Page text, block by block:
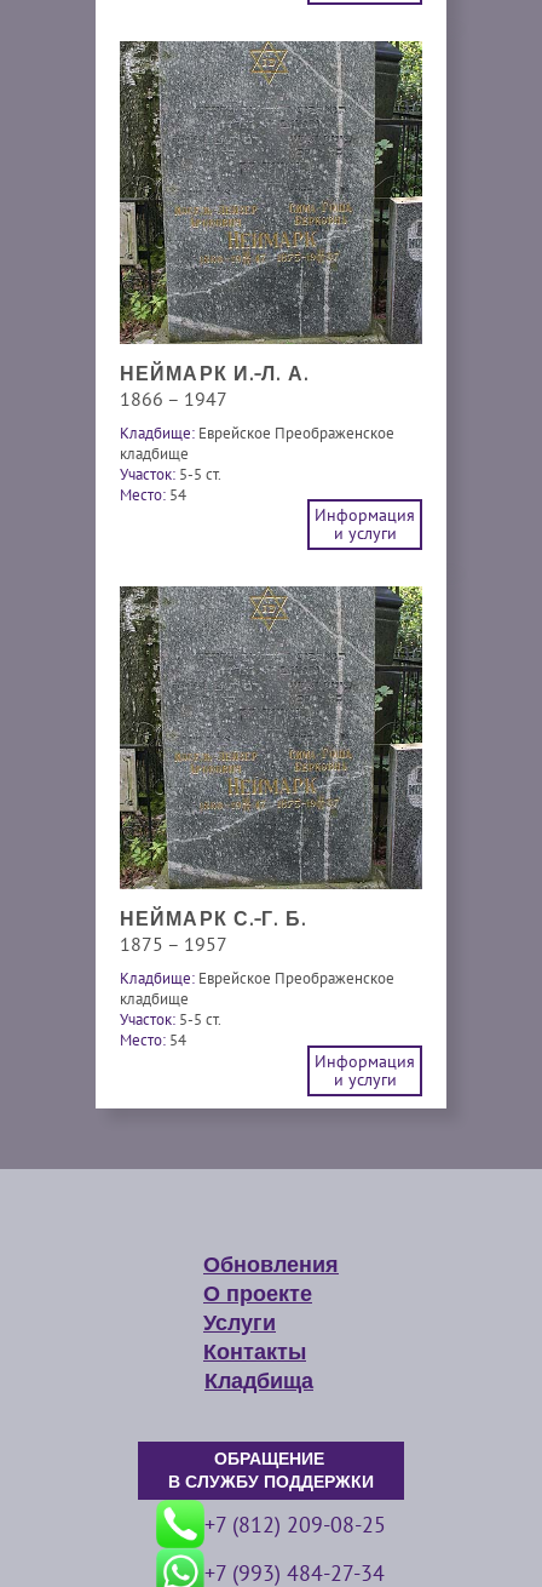
НЕЙМАРК И.-Л. А.
1866 – 1947
Кладбище: Еврейское Преображенское
кладбище
Участок: 5-5 ст.
Место: 54
Информация
и услуги
НЕЙМАРК С.-Г. Б.
1875 – 1957
Кладбище: Еврейское Преображенское
кладбище
Участок: 5-5 ст.
Место: 54
Информация
и услуги
Обновления
О проекте
Услуги
Контакты
Кладбища
ОБРАЩЕНИЕ
В СЛУЖБУ ПОДДЕРЖКИ
+7 (812) 209-08-25
+7 (993) 484-27-34